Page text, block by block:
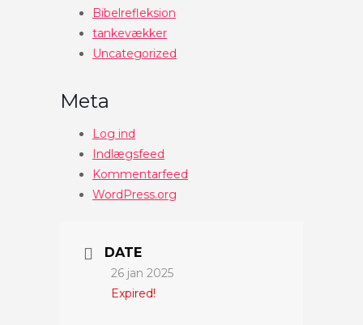
Bibelrefleksion
tankevækker
Uncategorized
Meta
Log ind
Indlægsfeed
Kommentarfeed
WordPress.org
DATE
26 jan 2025
Expired!